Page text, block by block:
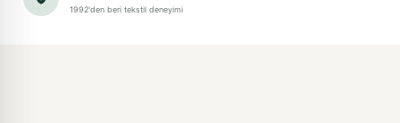
1992'den beri tekstil deneyimi